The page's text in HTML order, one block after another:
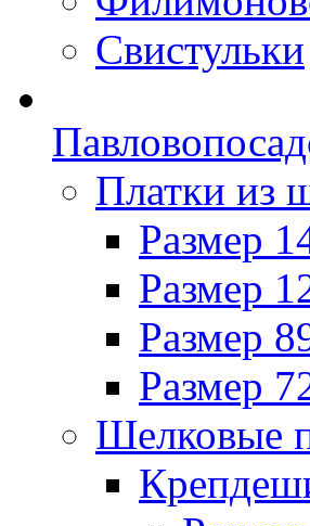
Свистульки
Платки из
Размер
Размер
Размер
Размер
Шелковые